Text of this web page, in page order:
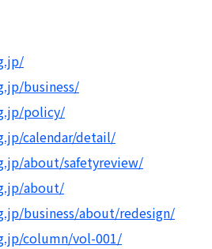
business/
policy/
calendar/detail/
about/safetyreview/
about/
business/about/redesign/
column/vol-001/